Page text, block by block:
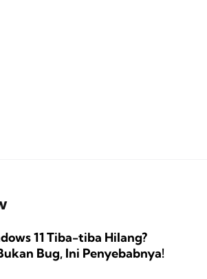
11 Tiba-tiba Hilang?
Bug, Ini Penyebabnya!